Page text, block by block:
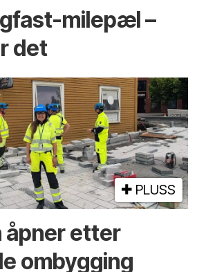
milepæl –
det
PLUSS
åpner etter
ombygging